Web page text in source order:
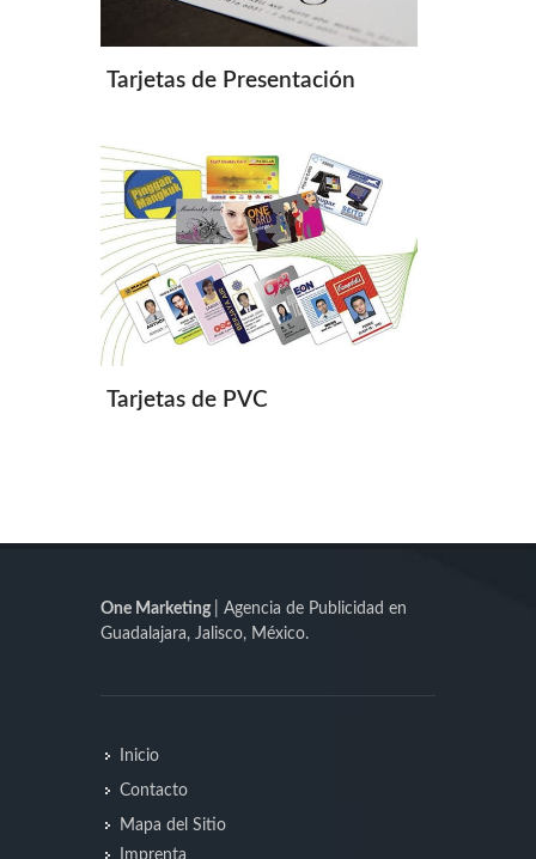
Tarjetas de Presentación
Tarjetas de PVC
One Marketing
| Agencia de Publicidad en
Guadalajara, Jalisco, México.
Inicio
Contacto
Mapa del Sitio
Imprenta